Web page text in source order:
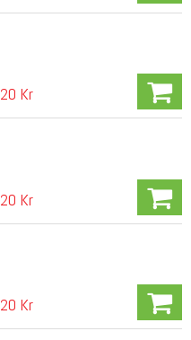
20 Kr
20 Kr
20 Kr